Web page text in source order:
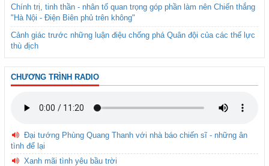
Chính trị, tinh thần - nhân tố quan trọng góp phần làm nên Chiến thắng
"Hà Nội - Điện Biên phủ trên không"
Cảnh giác trước những luận điệu chống phá Quân đội của các thế lực
thù địch
CHƯƠNG TRÌNH RADIO
Đại tướng Phùng Quang Thanh với nhà báo chiến sĩ - những ân
tình để lại
Xanh mãi tình yêu bầu trời